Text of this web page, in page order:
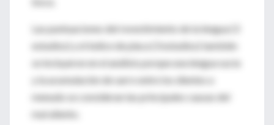
Las puntuaciones del revestimiento de la lengua (3
estudios) y el índice de placa (3 estudios) también
se incluyeron en el análisis porque una lengua sucia
y la acumulación de sarro entre los dientes a
menudo se consideran las principales causas del
mal aliento.